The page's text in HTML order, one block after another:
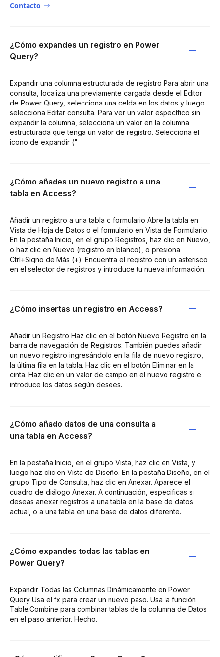
Contacto
¿Cómo expandes un registro en Power
Query?
Expandir una columna estructurada de registro Para abrir una
consulta, localiza una previamente cargada desde el Editor
de Power Query, selecciona una celda en los datos y luego
selecciona Editar consulta. Para ver un valor específico sin
expandir la columna, selecciona un valor en la columna
estructurada que tenga un valor de registro. Selecciona el
icono de expandir ("
¿Cómo añades un nuevo registro a una
tabla en Access?
Añadir un registro a una tabla o formulario Abre la tabla en
Vista de Hoja de Datos o el formulario en Vista de Formulario.
En la pestaña Inicio, en el grupo Registros, haz clic en Nuevo,
o haz clic en Nuevo (registro en blanco), o presiona
Ctrl+Signo de Más (+). Encuentra el registro con un asterisco
en el selector de registros y introduce tu nueva información.
¿Cómo insertas un registro en Access?
Añadir un Registro Haz clic en el botón Nuevo Registro en la
barra de navegación de Registros. También puedes añadir
un nuevo registro ingresándolo en la fila de nuevo registro,
la última fila en la tabla. Haz clic en el botón Eliminar en la
cinta. Haz clic en un valor de campo en el nuevo registro e
introduce los datos según desees.
¿Cómo añado datos de una consulta a
una tabla en Access?
En la pestaña Inicio, en el grupo Vista, haz clic en Vista, y
luego haz clic en Vista de Diseño. En la pestaña Diseño, en el
grupo Tipo de Consulta, haz clic en Anexar. Aparece el
cuadro de diálogo Anexar. A continuación, especificas si
deseas anexar registros a una tabla en la base de datos
actual, o a una tabla en una base de datos diferente.
¿Cómo expandes todas las tablas en
Power Query?
Expandir Todas las Columnas Dinámicamente en Power
Query Usa el fx para crear un nuevo paso. Usa la función
Table.Combine para combinar tablas de la columna de Datos
en el paso anterior. Hecho.